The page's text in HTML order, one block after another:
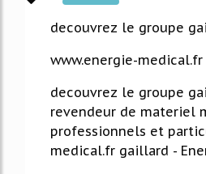
1815%
decouvrez le groupe
www.energie-medical.fr
decouvrez le groupe
revendeur de materiel
professionnels et
medical.fr gaillard -